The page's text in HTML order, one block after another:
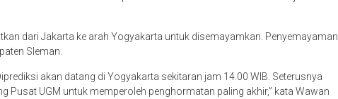
dari Jakarta ke arah Yogyakarta untuk disemayamkan. Penyemayaman
Sleman.
akan datang di Yogyakarta sekitaran jam 14.00 WIB. Seterusnya
Pusat UGM untuk memperoleh penghormatan paling akhir,” kata Wawan